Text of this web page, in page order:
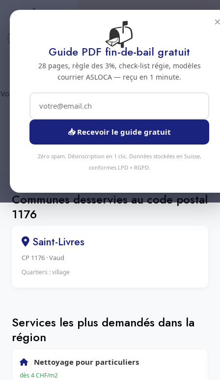
Code postal 1176
Nettoyage professionnel -
Code postal 1176
Vous êtes au code postal1176? Chez Nous Clean intervient dans
la commune de :Saint-Livres
prestations disponibles, devis gratuit sous 24h.
Devis Instantané +41 78 319 32 82
Communes desservies au code postal
1176
Saint-Livres
CP 1176 · Vaud
Quartiers : village
Services les plus demandés dans la
région
Nettoyage pour particuliers
dès 4 CHF/m2
📬
Guide PDF fin-de-bail gratuit
28 pages, règle des 3%, check-list régie, modèles
courrier ASLOCA — reçu en 1 minute.
📥 Recevoir le guide gratuit
Zéro spam. Désinscription en 1 clic. Données stockées en Suisse,
conformes LPD + RGPD.